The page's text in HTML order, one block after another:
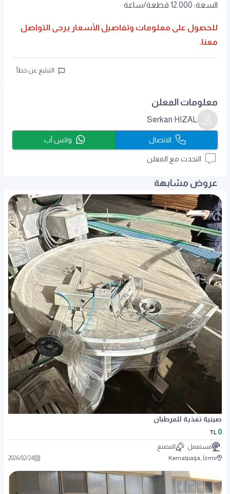
السعة: 12.000 قطعة/ساعة
للحصول على معلومات وتفاصيل الأسعار يرجى التواصل
معنا.
التبليغ عن خطأ
معلومات المعلن
Serkan HIZAL
الاتصال واتس آب
التحدث مع المعلن
عروض مشابهة
صينية تغذية للمرطبان
0
TL
مستعمل
المصنع
Kemalpaşa, İzmir
2026/02/24